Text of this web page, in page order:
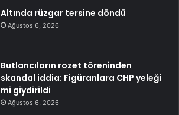
Altında rüzgar tersine döndü
Ağustos 6, 2026
Butlancıların rozet töreninden
skandal iddia: Figüranlara CHP yeleği
mi giydirildi
Ağustos 6, 2026